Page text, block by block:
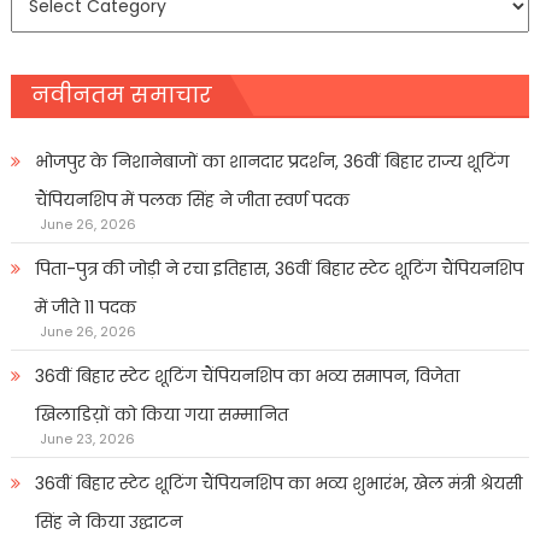
नवीनतम समाचार
भोजपुर के निशानेबाजों का शानदार प्रदर्शन, 36वीं बिहार राज्य शूटिंग
चैंपियनशिप में पलक सिंह ने जीता स्वर्ण पदक
June 26, 2026
पिता-पुत्र की जोड़ी ने रचा इतिहास, 36वीं बिहार स्टेट शूटिंग चैंपियनशिप
में जीते 11 पदक
June 26, 2026
36वीं बिहार स्टेट शूटिंग चैंपियनशिप का भव्य समापन, विजेता
खिलाडिय़ों को किया गया सम्मानित
June 23, 2026
36वीं बिहार स्टेट शूटिंग चैंपियनशिप का भव्य शुभारंभ, खेल मंत्री श्रेयसी
सिंह ने किया उद्घाटन